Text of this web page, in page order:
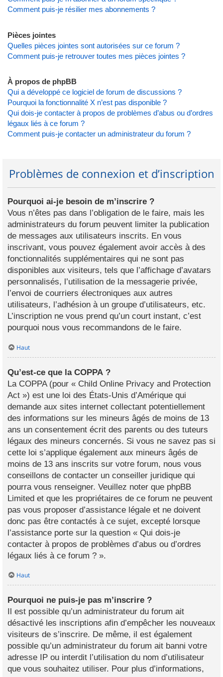
Comment puis-je résilier mes abonnements ?
Pièces jointes
Quelles pièces jointes sont autorisées sur ce forum ?
Comment puis-je retrouver toutes mes pièces jointes ?
À propos de phpBB
Qui a développé ce logiciel de forum de discussions ?
Pourquoi la fonctionnalité X n’est pas disponible ?
Qui dois-je contacter à propos de problèmes d’abus ou d’ordres
légaux liés à ce forum ?
Comment puis-je contacter un administrateur du forum ?
Problèmes de connexion et d’inscription
Pourquoi ai-je besoin de m’inscrire ?
Vous n’êtes pas dans l’obligation de le faire, mais les
administrateurs du forum peuvent limiter la publication
de messages aux utilisateurs inscrits. En vous
inscrivant, vous pouvez également avoir accès à des
fonctionnalités supplémentaires qui ne sont pas
disponibles aux visiteurs, tels que l’affichage d’avatars
personnalisés, l’utilisation de la messagerie privée,
l’envoi de courriers électroniques aux autres
utilisateurs, l’adhésion à un groupe d’utilisateurs, etc.
L’inscription ne vous prend qu’un court instant, c’est
pourquoi nous vous recommandons de le faire.
Haut
Qu’est-ce que la COPPA ?
La COPPA (pour « Child Online Privacy and Protection
Act ») est une loi des États-Unis d’Amérique qui
demande aux sites internet collectant potentiellement
des informations sur les mineurs âgés de moins de 13
ans un consentement écrit des parents ou des tuteurs
légaux des mineurs concernés. Si vous ne savez pas si
cette loi s’applique également aux mineurs âgés de
moins de 13 ans inscrits sur votre forum, nous vous
conseillons de contacter un conseiller juridique qui
pourra vous renseigner. Veuillez noter que phpBB
Limited et que les propriétaires de ce forum ne peuvent
pas vous proposer d’assistance légale et ne doivent
donc pas être contactés à ce sujet, excepté lorsque
l’assistance porte sur la question « Qui dois-je
contacter à propos de problèmes d’abus ou d’ordres
légaux liés à ce forum ? ».
Haut
Pourquoi ne puis-je pas m’inscrire ?
Il est possible qu’un administrateur du forum ait
désactivé les inscriptions afin d’empêcher les nouveaux
visiteurs de s’inscrire. De même, il est également
possible qu’un administrateur du forum ait banni votre
adresse IP ou interdit l’utilisation du nom d’utilisateur
que vous souhaitez utiliser. Pour plus d’informations,